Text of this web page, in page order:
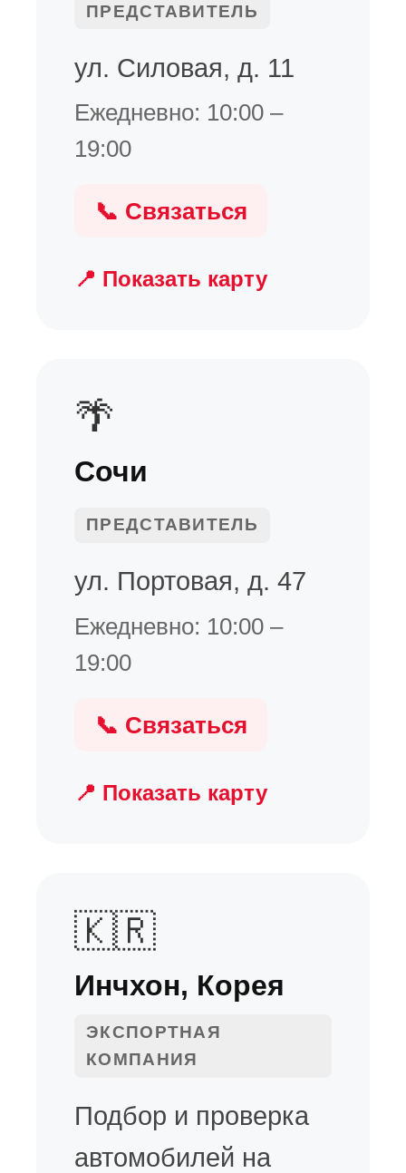
ПРЕДСТАВИТЕЛЬ
ул. Силовая, д. 11
Ежедневно: 10:00 –
19:00
📞 Связаться
📍 Показать карту
🌴
Сочи
ПРЕДСТАВИТЕЛЬ
ул. Портовая, д. 47
Ежедневно: 10:00 –
19:00
📞 Связаться
📍 Показать карту
🇰🇷
Инчхон, Корея
ЭКСПОРТНАЯ
КОМПАНИЯ
Подбор и проверка
автомобилей на